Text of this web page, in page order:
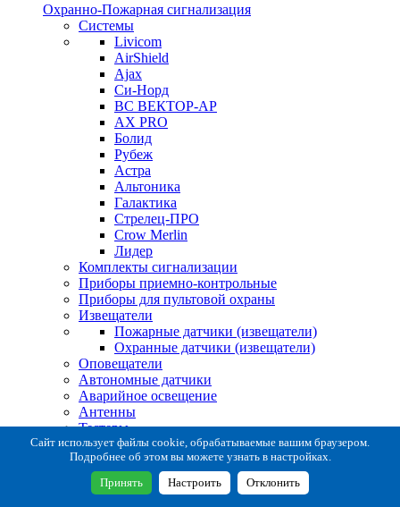
Охранно-Пожарная сигнализация
Системы
Livicom
AirShield
Ajax
Си-Норд
ВС ВЕКТОР-АР
AX PRO
Болид
Рубеж
Астра
Альтоника
Галактика
Стрелец-ПРО
Crow Merlin
Лидер
Комплекты сигнализации
Приборы приемно-контрольные
Приборы для пультовой охраны
Извещатели
Пожарные датчики (извещатели)
Охранные датчики (извещатели)
Оповещатели
Автономные датчики
Аварийное освещение
Антенны
Тестеры
Система сбора извещений
Расходные и монтажные материалы
Коробки коммутационные
Кронштейны для извещателей
Сайт использует файлы cookie, обрабатываемые вашим браузером.
Подробнее об этом вы можете узнать в настройках.
Принять Настроить Отклонить